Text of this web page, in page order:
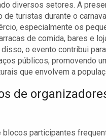
diversos setores. A
de turistas durante o
especialmente os
de comida, bares e
o evento contribui
públicos, promovendo
que envolvem a
de
blocos participantes